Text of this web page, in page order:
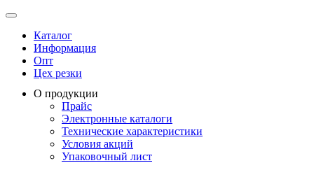
Каталог
Информация
Опт
Цех резки
О продукции
Прайс
Электронные каталоги
Технические характеристики
Условия акций
Упаковочный лист